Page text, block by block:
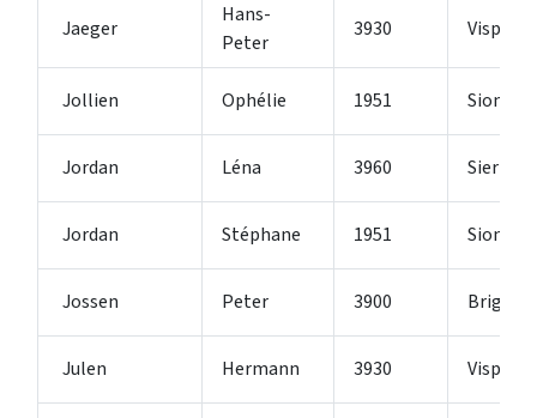
Jaeger
Hans-
Peter
3930 Visp
Jollien Ophélie 1951 Sion
Jordan Léna 3960 Sierre
Jordan Stéphane 1951 Sion
Jossen Peter 3900 Brig-
Julen Hermann 3930 Visp